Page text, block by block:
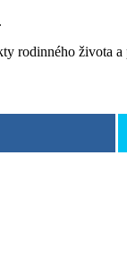
rodinného života a